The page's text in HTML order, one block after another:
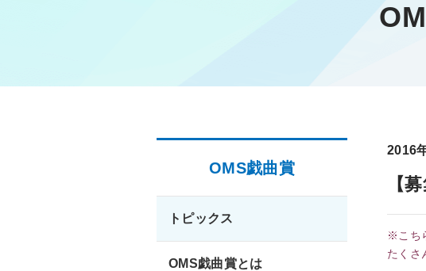
都
関
都市ガスへの切り替え
取り替えについて
建設事業者さま 道路上で工事をする際のお
ガス栓の増設と取り替え
社
職
2016
【
※こち
たくさ
OMS戯曲賞
トピックス
OMS戯曲賞とは